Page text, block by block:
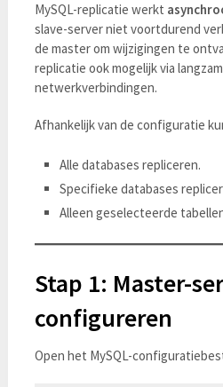
MySQL-replicatie werkt
slave-server niet voortdurend
de master om wijzigingen te
replicatie ook mogelijk via
netwerkverbindingen.
Afhankelijk van de configuratie
Alle databases repliceren.
Specifieke databases
Alleen geselecteerde
Stap 1: Master-
configureren
Open het MySQL-